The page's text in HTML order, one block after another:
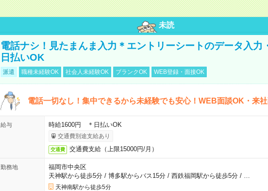
未読
電話ナシ！見たまんま入力＊エントリーシートのデータ入力
日払いOK
派遣 職種未経験OK 社会人未経験OK ブランクOK WEB登録・面接OK
電話一切なし！集中できるから未経験でも安心！WEB面談OK・来社
給与 時給1600円 ＊日払いOK
交通費別途支給あり
交通費 交通費支給（上限15000円/月）
勤務地
福岡市中央区
天神駅から徒歩5分/ 博多駅からバス15分/ 西鉄福岡駅から徒歩5分/ …
天神南駅から徒歩5分